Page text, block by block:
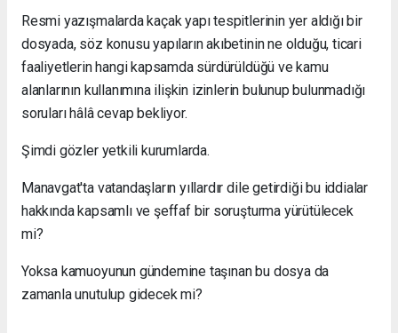
Resmi yazışmalarda kaçak yapı tespitlerinin yer aldığı bir
dosyada, söz konusu yapıların akıbetinin ne olduğu, ticari
faaliyetlerin hangi kapsamda sürdürüldüğü ve kamu
alanlarının kullanımına ilişkin izinlerin bulunup bulunmadığı
soruları hâlâ cevap bekliyor.
Şimdi gözler yetkili kurumlarda.
Manavgat'ta vatandaşların yıllardır dile getirdiği bu iddialar
hakkında kapsamlı ve şeffaf bir soruşturma yürütülecek
mi?
Yoksa kamuoyunun gündemine taşınan bu dosya da
zamanla unutulup gidecek mi?